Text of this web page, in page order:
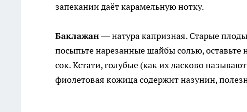
запекании даёт карамельную нотку.
Баклажан— натура капризная. Старые
посыпьте нарезанные шайбы солью, оставьте
сок. Кстати, голубые (как их ласково
фиолетовая кожица содержит назунин,